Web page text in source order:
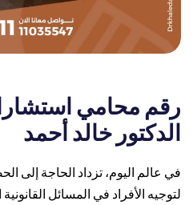
رقم محامي
الدكتور خالد أحمد
في عالم اليوم، تزداد الحاجة إلى
لتوجيه الأفراد في المسائل